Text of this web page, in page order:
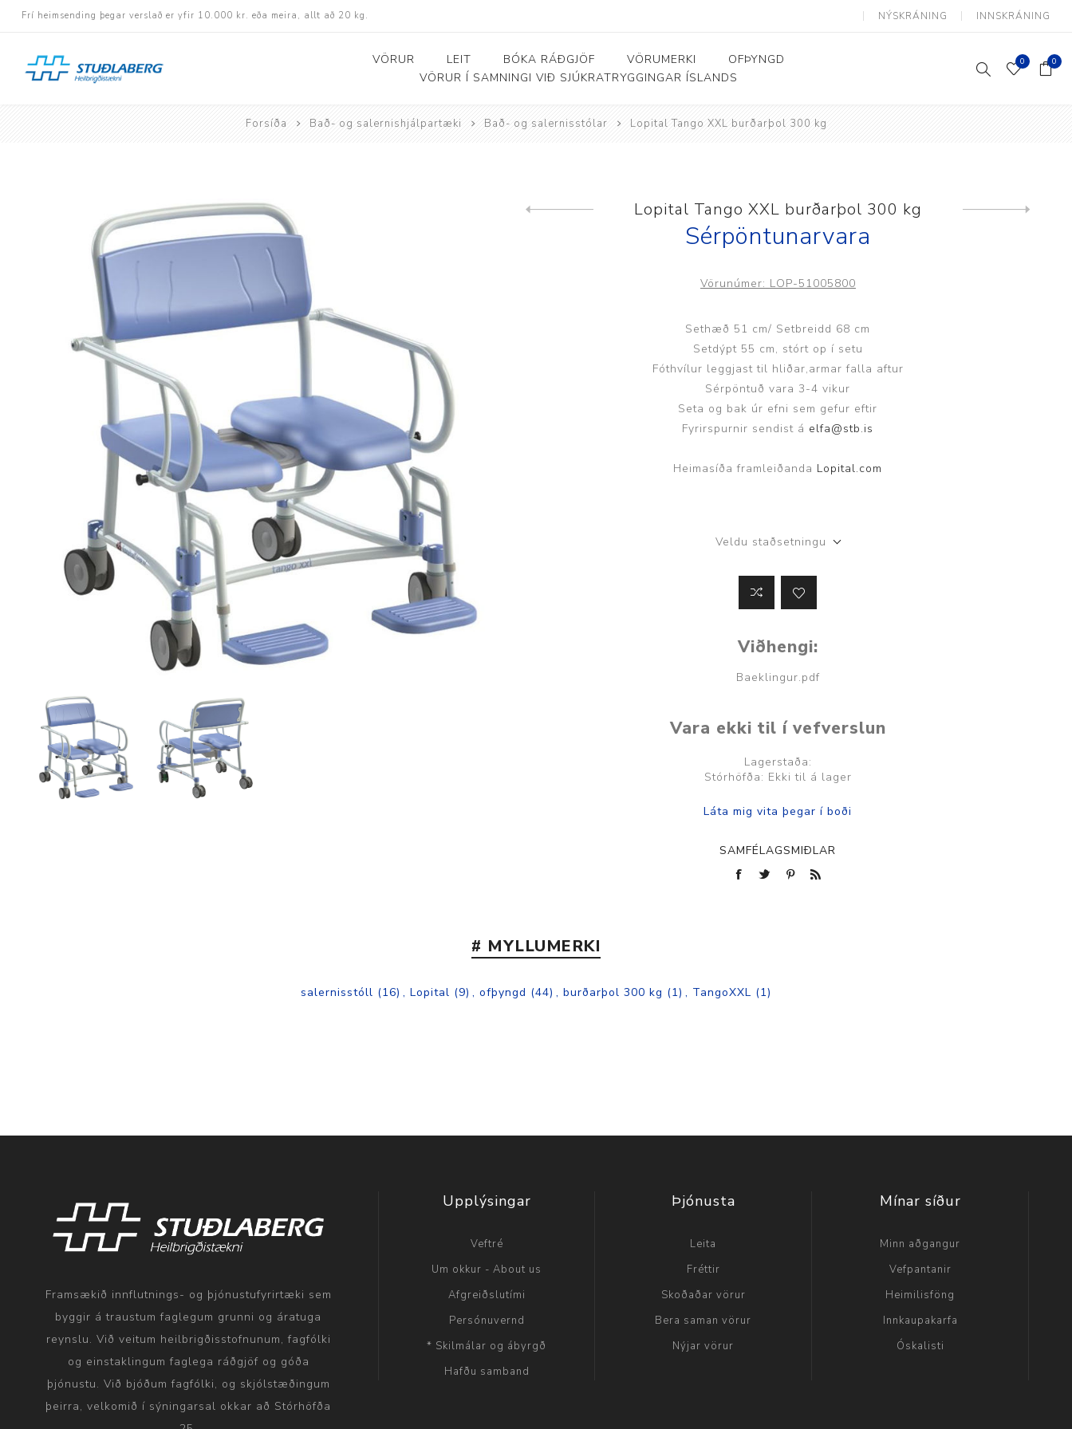
Frí heimsending þegar verslað er yfir 10.000 kr. eða meira, allt að 20 kg. NÝSKRÁNING INNSKRÁNING
VÖRUR
Hjólastólar
Fastramma hjólastólar
Rafknúnir hjólastólar
Rafskutlur
Krossramma hjólastólar
Sessur
Bað- og salernishjálpartæki Þjálfun og endurhæfing
Sérhæfð þríhjól
Hjálpartæki
Smáhjálpartæki
Vinnuborð og sérhæfðir
Brjóstaaðgerðir
Þrýstingsvörur
Rúm og húsgögn
Rúm
Dýnur
Húsgögn
Aukabúnaður
Legusáravarnir
Stóma og þvagleggir Heilbrigðisstofnanir
Innréttingar, vagnar og
borð
Rýmingarsala
LEIT BÓKA RÁÐGJÖF VÖRUMERKI
OFÞYNGD
VÖRUR Í SAMNINGI VIÐ SJÚKRATRYGGINGAR ÍSLANDS
0 0
Forsíða Bað- og salernishjálpartæki Bað- og salernisstólar Lopital Tango XXL burðarþol 300 kg
Lopital Tango XXL burðarþol 300 kg
Sérpöntunarvara
Vörunúmer: LOP-51005800
Sethæð 51 cm/ Setbreidd 68 cm
Setdýpt 55 cm, stórt op í setu
Fóthvílur leggjast til hliðar,armar falla aftur
Sérpöntuð vara 3-4 vikur
Seta og bak úr efni sem gefur eftir
Fyrirspurnir sendist á elfa@stb.is
Heimasíða framleiðanda Lopital.com
Veldu staðsetningu
Viðhengi:
Baeklingur.pdf
Vara ekki til í vefverslun
Lagerstaða:
Stórhöfða: Ekki til á lager
SAMFÉLAGSMIÐLAR
# MYLLUMERKI
salernisstóll (16) , Lopital (9) , ofþyngd (44) , burðarþol 300 kg (1) , TangoXXL (1)
Framsækið innflutnings- og þjónustufyrirtæki sem
byggir á traustum faglegum grunni og áratuga
reynslu. Við veitum heilbrigðisstofnunum, fagfólki
og einstaklingum faglega ráðgjöf og góða
þjónustu. Við bjóðum fagfólki, og skjólstæðingum
þeirra, velkomið í sýningarsal okkar að Stórhöfða
Upplýsingar
Veftré
Um okkur - About us
Afgreiðslutími
Persónuvernd
* Skilmálar og ábyrgð
Hafðu samband
Þjónusta
Leita
Fréttir
Skoðaðar vörur
Bera saman vörur
Nýjar vörur
Mínar síður
Minn aðgangur
Vefpantanir
Heimilisföng
Innkaupakarfa
Óskalisti